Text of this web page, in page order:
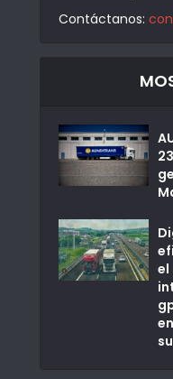
Contáctanos:
el